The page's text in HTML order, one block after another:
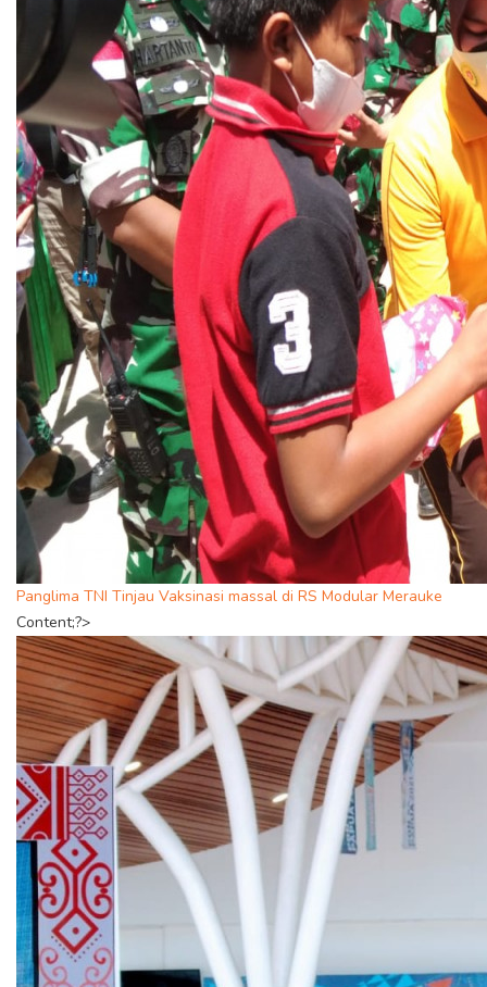
Panglima TNI Tinjau Vaksinasi massal di RS Modular Merauke
Content;?>